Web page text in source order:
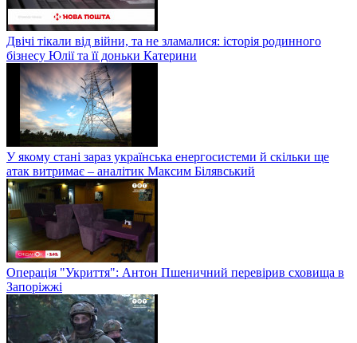
Двічі тікали від війни, та не зламалися: історія родинного
бізнесу Юлії та її доньки Катерини
У якому стані зараз українська енергосистеми й скільки ще
атак витримає – аналітик Максим Білявський
Операція "Укриття": Антон Пшеничний перевірив сховища в
Запоріжжі